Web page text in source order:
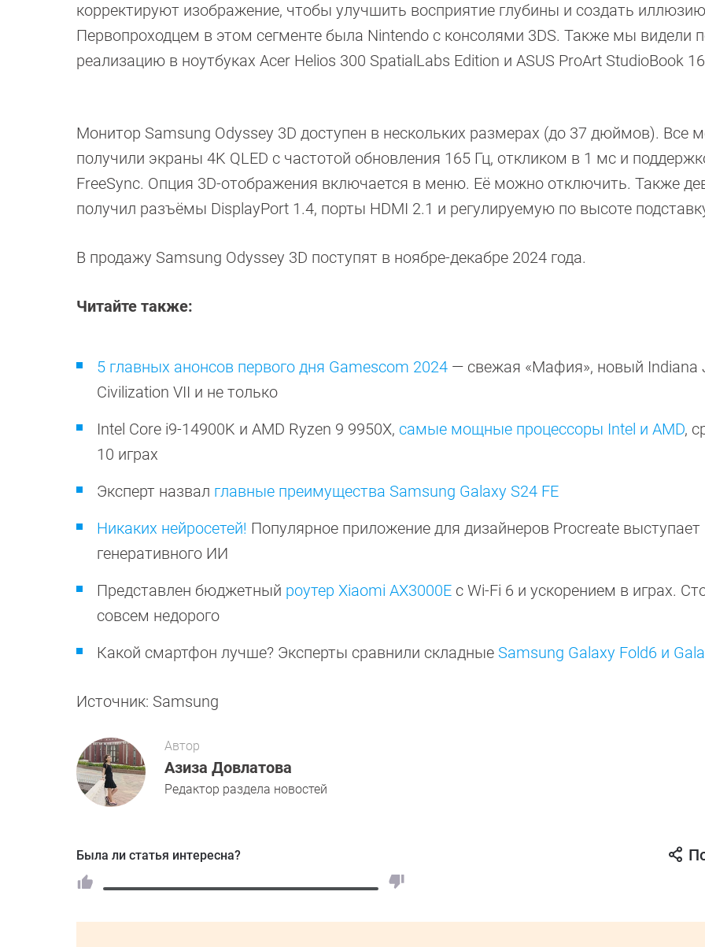
корректируют изображение, чтобы улучшить восприятие глубины и создать
Первопроходцем в этом сегменте была Nintendo с консолями 3DS. Также мы видели
реализацию в ноутбуках Acer Helios 300 SpatialLabs Edition и ASUS ProArt StudioBook
Монитор Samsung Odyssey 3D доступен в нескольких размерах (до 37 дюймов). Все
получили экраны 4K QLED с частотой обновления 165 Гц, откликом в 1 мс и
FreeSync. Опция 3D-отображения включается в меню. Её можно отключить. Также
получил разъёмы DisplayPort 1.4, порты HDMI 2.1 и регулируемую по высоте
В продажу Samsung Odyssey 3D поступят в ноябре-декабре 2024 года.
Читайте также:
5 главных анонсов первого дня Gamescom 2024 — свежая «Мафия», новый Indiana
Civilization VII и не только
Intel Core i9-14900K и AMD Ryzen 9 9950X, самые мощные процессоры Intel и AMD,
10 играх
Эксперт назвал главные преимущества Samsung Galaxy S24 FE
Никаких нейросетей! Популярное приложение для дизайнеров Procreate выступает
генеративного ИИ
Представлен бюджетный роутер Xiaomi AX3000E с Wi-Fi 6 и ускорением в играх.
совсем недорого
Какой смартфон лучше? Эксперты сравнили складные Samsung Galaxy Fold6 и
Источник: Samsung
Автор
Азиза Довлатова
Редактор раздела новостей
Была ли статья интересна?